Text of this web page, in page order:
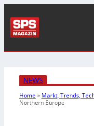
NEWS
Home» Markt, Trends,
Northern Europe